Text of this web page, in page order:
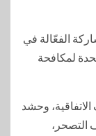
الفعّالة في
لمكافحة
وحشد
التصحر،